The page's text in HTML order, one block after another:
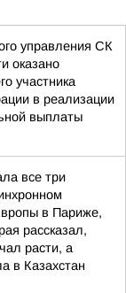
управления СК
оказано
участника
в реализации
выплаты
все три
в Париже,
рассказал,
расти, а
в Казахстан